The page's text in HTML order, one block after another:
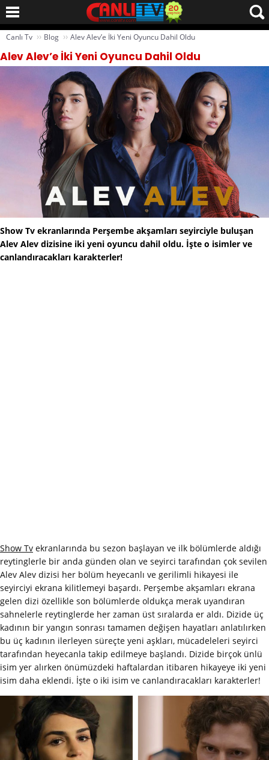
Canlı Tv ›› Blog ›› Alev Alev’e İki Yeni Oyuncu Dahil Oldu
Alev Alev’e İki Yeni Oyuncu Dahil Oldu
Show Tv ekranlarında Perşembe akşamları seyirciyle buluşan
Alev Alev dizisine iki yeni oyuncu dahil oldu. İşte o isimler ve
canlandıracakları karakterler!
Show Tv ekranlarında bu sezon başlayan ve ilk bölümlerde aldığı
reytinglerle bir anda günden olan ve seyirci tarafından çok sevilen
Alev Alev dizisi her bölüm heyecanlı ve gerilimli hikayesi ile
seyirciyi ekrana kilitlemeyi başardı. Perşembe akşamları ekrana
gelen dizi özellikle son bölümlerde oldukça merak uyandıran
sahnelerle reytinglerde her zaman üst sıralarda er aldı. Dizide üç
kadının bir yangın sonrası tamamen değişen hayatları anlatılırken
bu üç kadının ilerleyen süreçte yeni aşkları, mücadeleleri seyirci
tarafından heyecanla takip edilmeye başlandı. Dizide birçok ünlü
isim yer alırken önümüzdeki haftalardan itibaren hikayeye iki yeni
isim daha eklendi. İşte o iki isim ve canlandıracakları karakterler!